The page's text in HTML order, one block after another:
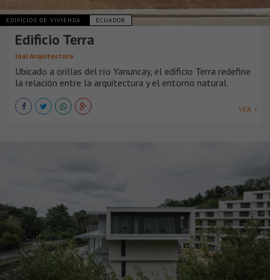
EDIFICIOS DE VIVIENDA ECUADOR
Edificio Terra
Inai Arquitectura
Ubicado a orillas del río Yanuncay, el edificio Terra redefine
la relación entre la arquitectura y el entorno natural.
VER +